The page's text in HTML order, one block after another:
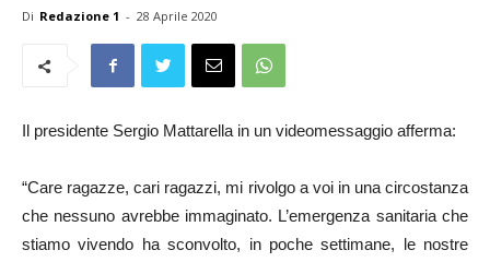
Di Redazione 1 - 28 Aprile 2020
Il presidente Sergio Mattarella in un videomessaggio afferma:
“Care ragazze, cari ragazzi, mi rivolgo a voi in una circostanza
che nessuno avrebbe immaginato. L’emergenza sanitaria che
stiamo vivendo ha sconvolto, in poche settimane, le nostre